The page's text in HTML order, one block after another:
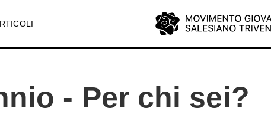
- Per chi sei?